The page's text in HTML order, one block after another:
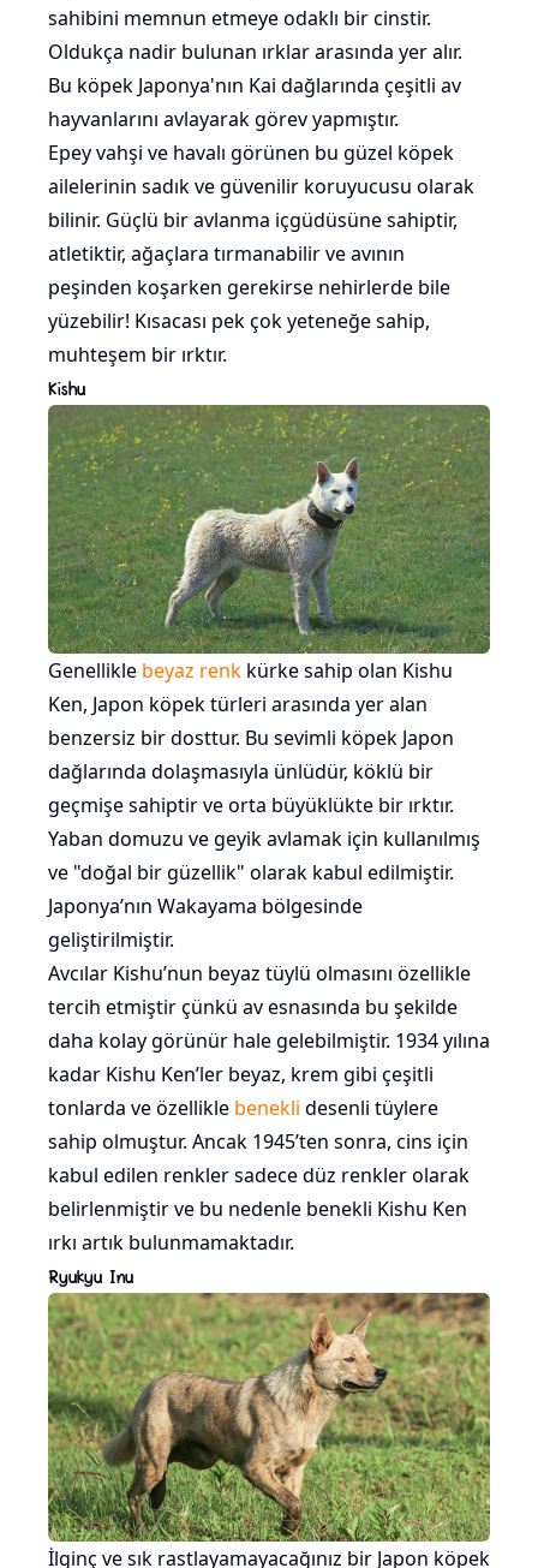
sahibini memnun etmeye odaklı bir cinstir.
Oldukça nadir bulunan ırklar arasında yer alır.
Bu köpek Japonya'nın Kai dağlarında çeşitli av
hayvanlarını avlayarak görev yapmıştır.
Epey vahşi ve havalı görünen bu güzel köpek
ailelerinin sadık ve güvenilir koruyucusu olarak
bilinir. Güçlü bir avlanma içgüdüsüne sahiptir,
atletiktir, ağaçlara tırmanabilir ve avının
peşinden koşarken gerekirse nehirlerde bile
yüzebilir! Kısacası pek çok yeteneğe sahip,
muhteşem bir ırktır.
Kishu
Genellikle beyaz renk kürke sahip olan Kishu
Ken, Japon köpek türleri arasında yer alan
benzersiz bir dosttur. Bu sevimli köpek Japon
dağlarında dolaşmasıyla ünlüdür, köklü bir
geçmişe sahiptir ve orta büyüklükte bir ırktır.
Yaban domuzu ve geyik avlamak için kullanılmış
ve "doğal bir güzellik" olarak kabul edilmiştir.
Japonya’nın Wakayama bölgesinde
geliştirilmiştir.
Avcılar Kishu’nun beyaz tüylü olmasını özellikle
tercih etmiştir çünkü av esnasında bu şekilde
daha kolay görünür hale gelebilmiştir. 1934 yılına
kadar Kishu Ken’ler beyaz, krem gibi çeşitli
tonlarda ve özellikle benekli desenli tüylere
sahip olmuştur. Ancak 1945’ten sonra, cins için
kabul edilen renkler sadece düz renkler olarak
belirlenmiştir ve bu nedenle benekli Kishu Ken
ırkı artık bulunmamaktadır.
Ryukyu Inu
İlginç ve sık rastlayamayacağınız bir Japon köpek